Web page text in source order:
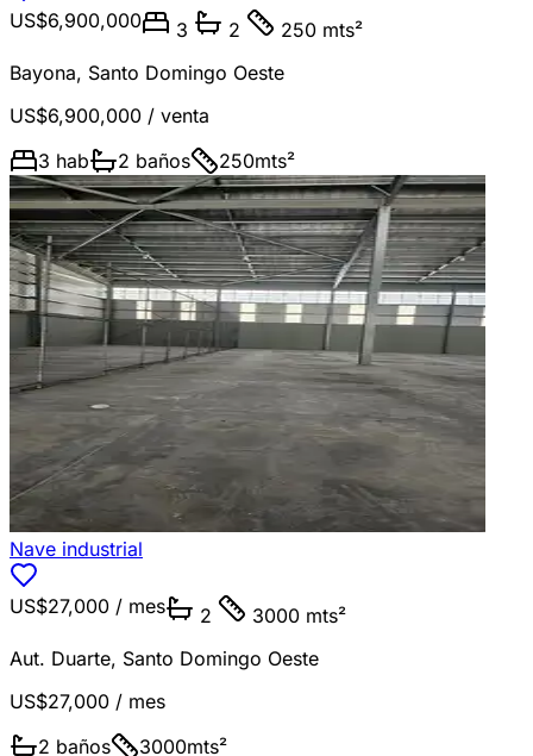
US$6,900,000 3 2
250 mts²
Bayona, Santo Domingo Oeste
US$6,900,000 / venta
3 hab 2 baños 250mts²
Nave industrial
US$27,000 / mes 2
3000 mts²
Aut. Duarte, Santo Domingo Oeste
US$27,000 / mes
2 baños 3000mts²